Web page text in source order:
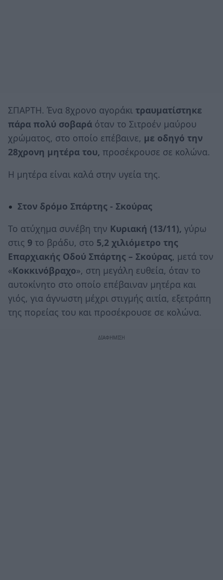
ΣΠΑΡΤΗ. Ένα 8χρονο αγοράκι τραυματίστηκε
πάρα πολύ σοβαρά όταν το Σιτροέν μαύρου
χρώματος, στο οποίο επέβαινε, με οδηγό την
28χρονη μητέρα του, προσέκρουσε σε κολώνα.
Η μητέρα είναι καλά στην υγεία της.
Στον δρόμο Σπάρτης - Σκούρας
Το ατύχημα συνέβη την Κυριακή (13/11), γύρω
στις 9 το βράδυ, στο 5,2 χιλιόμετρο της
Επαρχιακής Οδού Σπάρτης – Σκούρας, μετά τον
«Κοκκινόβραχο», στη μεγάλη ευθεία, όταν το
αυτοκίνητο στο οποίο επέβαιναν μητέρα και
γιός, για άγνωστη μέχρι στιγμής αιτία, εξετράπη
της πορείας του και προσέκρουσε σε κολώνα.